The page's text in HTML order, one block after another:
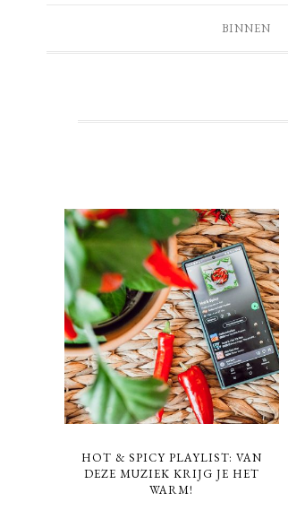
BINNEN
HOT & SPICY PLAYLIST: VAN
DEZE MUZIEK KRIJG JE HET
WARM!